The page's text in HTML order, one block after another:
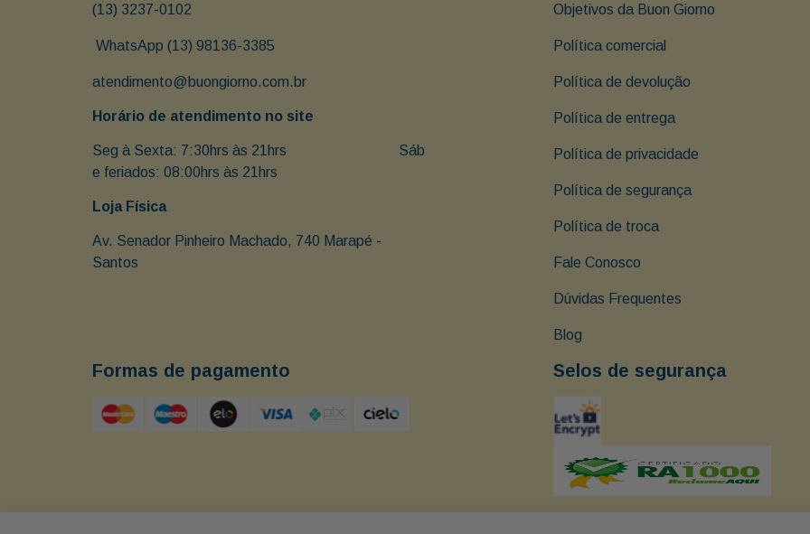
(13) 3237-0102
WhatsApp (13) 98136-3385
atendimento@buongiorno.com.br
Horário de atendimento no site
Seg à Sexta: 7:30hrs às 21hrs                               Sáb
e feriados: 08:00hrs às 21hrs
Loja Física
Av. Senador Pinheiro Machado, 740 Marapé -
Santos
Objetivos da Buon Giorno
Política comercial
Política de devolução
Política de entrega
Política de privacidade
Política de segurança
Política de troca
Fale Conosco
Dúvidas Frequentes
Blog
Formas de pagamento Selos de segurança